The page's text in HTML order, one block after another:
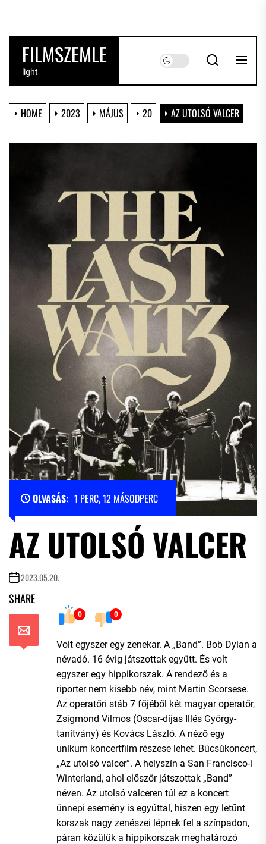
the
contentFILMSZEMLE
light
HOME 2023 MÁJUS 20 AZ UTOLSÓ VALCER
OLVASÁS: 1 PERC, 12 MÁSODPERC
AZ UTOLSÓ VALCER
2023.05.20.
SHARE
0 0
Volt egyszer egy zenekar. A „Band”. Bob Dylan a
névadó. 16 évig játszottak együtt. És volt
egyszer egy hippikorszak. A rendező és a
riporter nem kisebb név, mint Martin Scorsese.
Az operatőri stáb 7 főjéből két magyar operatőr,
Zsigmond Vilmos (Oscar-díjas Illés György-
tanítvány) és Kovács László. A néző egy
unikum koncertfilm részese lehet. Búcsúkoncert,
„Az utolsó valcer”. A helyszín a San Francisco-i
Winterland, ahol először játszottak „Band”
néven. Az utolsó valceren túl ez a koncert
ünnepi esemény is egyúttal, hiszen egy letűnt
korszak nagy zenészei lépnek fel a színpadon,
páran közülük a hippikorszak meghatározó